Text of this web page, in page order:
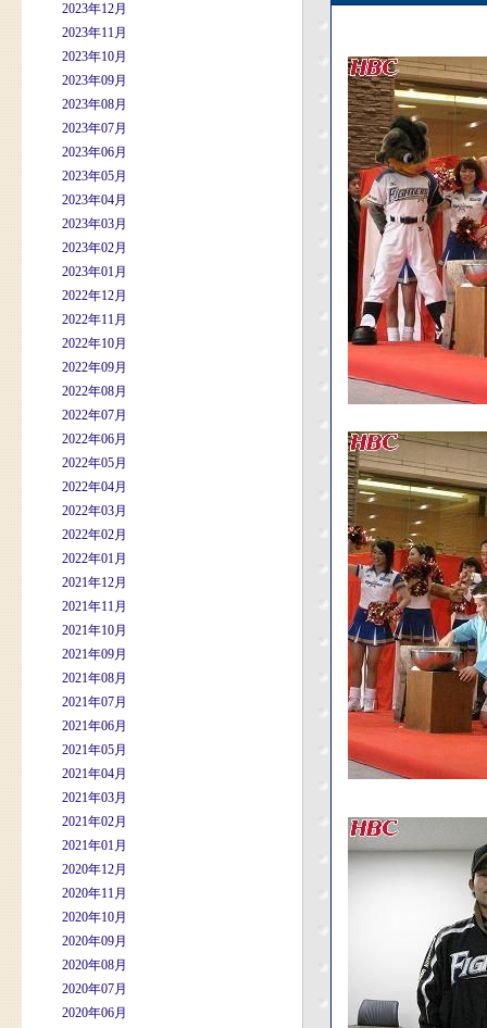
2023年12月
2023年11月
2023年10月
2023年09月
2023年08月
2023年07月
2023年06月
2023年05月
2023年04月
2023年03月
2023年02月
2023年01月
2022年12月
2022年11月
2022年10月
2022年09月
2022年08月
2022年07月
2022年06月
2022年05月
2022年04月
2022年03月
2022年02月
2022年01月
2021年12月
2021年11月
2021年10月
2021年09月
2021年08月
2021年07月
2021年06月
2021年05月
2021年04月
2021年03月
2021年02月
2021年01月
2020年12月
2020年11月
2020年10月
2020年09月
2020年08月
2020年07月
2020年06月